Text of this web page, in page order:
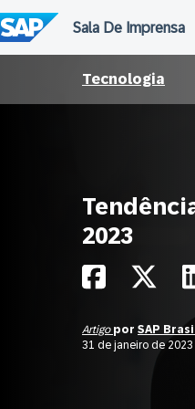
para
o
conteúdo
Tecnologia
2023
Artigo por SAP
31 de janeiro de 2023